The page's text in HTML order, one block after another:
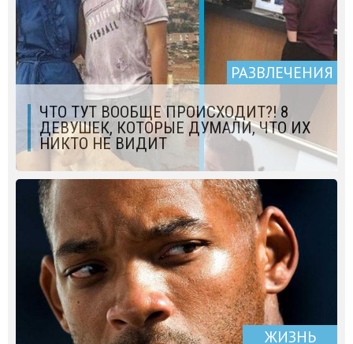
РАЗВЛЕЧЕНИЯ
ЧТО ТУТ ВООБЩЕ ПРОИСХОДИТ?! 8
ДЕВУШЕК, КОТОРЫЕ ДУМАЛИ, ЧТО ИХ
НИКТО НЕ ВИДИТ
ЖИЗНЬ